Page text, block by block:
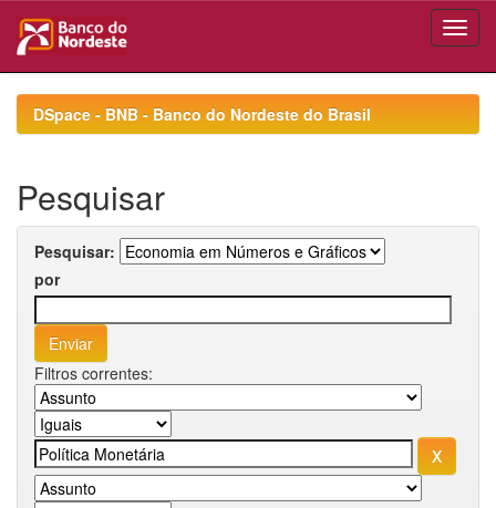
navigationDSpace - BNB - Banco do Nordeste do Brasil
Pesquisar
Pesquisar:
por
Filtros correntes: